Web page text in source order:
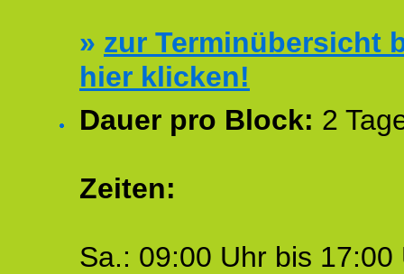
» zur Terminübersicht
hier klicken!
Dauer pro Block: 2
Zeiten:
Sa.: 09:00 Uhr bis 17:00